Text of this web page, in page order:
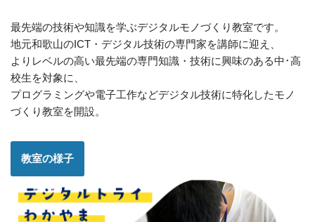
最先端の技術や知識を学ぶデジタルモノづくり教室です。
地元和歌山のICT・デジタル技術の専門家を講師に迎え、
よりレベルの高い最先端の専門知識・技術に興味のある中･高
校生を対象に、
プログラミングや電子工作などデジタル技術に特化したモノ
づくり教室を開設。
教室の様子